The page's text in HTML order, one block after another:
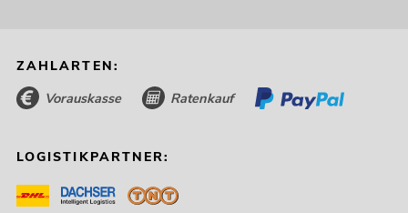
ZAHLARTEN:
Vorauskasse Ratenkauf
LOGISTIKPARTNER: